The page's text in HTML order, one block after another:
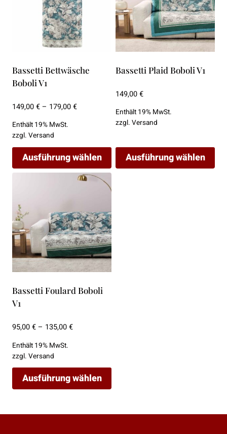
Bassetti Bettwäsche
Boboli V1
149,00€– 179,00€Preisspanne:
Enthält 19% MwSt.
zzgl. Versand
Ausführung wählen
Dieses
weist
mehrere
Varianten
auf.
Die
Optionen
können
auf
Produktseite
gewählt
werden
Bassetti Plaid Boboli V1
149,00€
Enthält 19% MwSt.
zzgl. Versand
Ausführung wählen
Bassetti Foulard Boboli
V1
95,00€– 135,00€Preisspanne:
Enthält 19% MwSt.
zzgl. Versand
Ausführung wählen